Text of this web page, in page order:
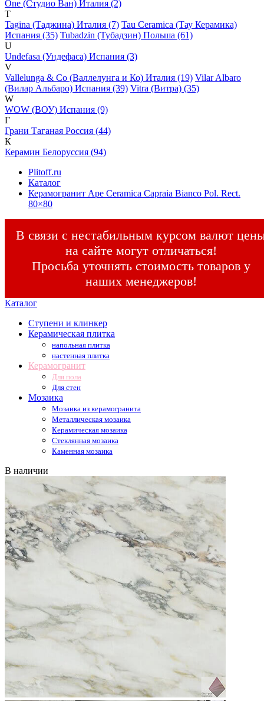
One (Студио Ван) Италия (2)
T
Tagina (Таджина) Италия (7) Tau Ceramica (Тау Керамика)
Испания (35) Tubadzin (Тубадзин) Польша (61)
U
Undefasa (Ундефаса) Испания (3)
V
Vallelunga & Co (Валлелунга и Ко) Италия (19) Vilar Albaro
(Вилар Альбаро) Испания (39) Vitra (Витра) (35)
W
WOW (ВОУ) Испания (9)
Г
Грани Таганая Россия (44)
К
Керамин Белоруссия (94)
Plitoff.ru
Каталог
Керамогранит Ape Ceramica Capraia Bianco Pol. Rect.
80×80
В связи с нестабильным курсом валют
на сайте могут отличаться!
Просьба уточнять стоимость товаров у
наших менеджеров!
Каталог
Ступени и клинкер
Керамическая плитка
напольная плитка
настенная плитка
Керамогранит
Для пола
Для стен
Мозаика
Мозаика из керамогранита
Металлическая мозаика
Керамическая мозаика
Стеклянная мозаика
Каменная мозаика
В наличии